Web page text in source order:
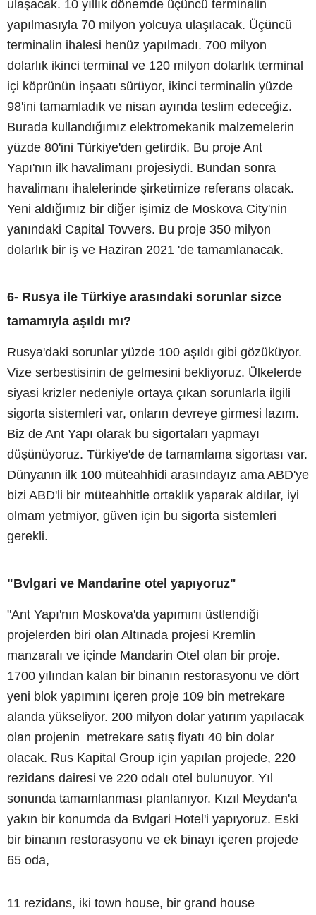
ulaşacak. 10 yıllık dönemde üçüncü terminalin
yapılmasıyla 70 milyon yolcuya ulaşılacak. Üçüncü
terminalin ihalesi henüz yapılmadı. 700 milyon
dolarlık ikinci terminal ve 120 milyon dolarlık terminal
içi köprünün inşaatı sürüyor, ikinci terminalin yüzde
98'ini tamamladık ve nisan ayında teslim edeceğiz.
Burada kullandığımız elektromekanik malzemelerin
yüzde 80'ini Türkiye'den getirdik. Bu proje Ant
Yapı'nın ilk havalimanı projesiydi. Bundan sonra
havalimanı ihalelerinde şirketimize referans olacak.
Yeni aldığımız bir diğer işimiz de Moskova City'nin
yanındaki Capital Tovvers. Bu proje 350 milyon
dolarlık bir iş ve Haziran 2021 'de tamamlanacak.
6- Rusya ile Türkiye arasındaki sorunlar sizce
tamamıyla aşıldı mı?
Rusya'daki sorunlar yüzde 100 aşıldı gibi gözüküyor.
Vize serbestisinin de gelmesini bekliyoruz. Ülkelerde
siyasi krizler nedeniyle ortaya çıkan sorunlarla ilgili
sigorta sistemleri var, onların devreye girmesi lazım.
Biz de Ant Yapı olarak bu sigortaları yapmayı
düşünüyoruz. Türkiye'de de tamamlama sigortası var.
Dünyanın ilk 100 müteahhidi arasındayız ama ABD'ye
bizi ABD'li bir müteahhitle ortaklık yaparak aldılar, iyi
olmam yetmiyor, güven için bu sigorta sistemleri
gerekli.
"Bvlgari ve Mandarine otel yapıyoruz"
"Ant Yapı'nın Moskova'da yapımını üstlendiği
projelerden biri olan Altınada projesi Kremlin
manzaralı ve içinde Mandarin Otel olan bir proje.
1700 yılından kalan bir binanın restorasyonu ve dört
yeni blok yapımını içeren proje 109 bin metrekare
alanda yükseliyor. 200 milyon dolar yatırım yapılacak
olan projenin metrekare satış fiyatı 40 bin dolar
olacak. Rus Kapital Group için yapılan projede, 220
rezidans dairesi ve 220 odalı otel bulunuyor. Yıl
sonunda tamamlanması planlanıyor. Kızıl Meydan'a
yakın bir konumda da Bvlgari Hotel'i yapıyoruz. Eski
bir binanın restorasyonu ve ek binayı içeren projede
65 oda,
11 rezidans, iki town house, bir grand house